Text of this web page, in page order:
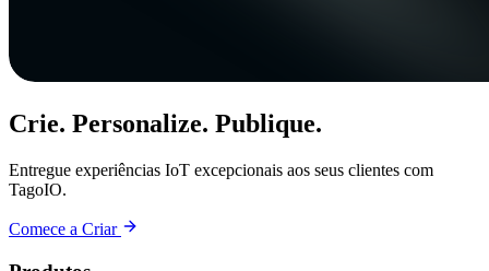
Crie. Personalize. Publique.
Entregue experiências IoT excepcionais aos seus clientes com
TagoIO.
Comece a Criar